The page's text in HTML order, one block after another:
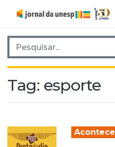
Pesquisar por:
Tag: esporte
Acontece